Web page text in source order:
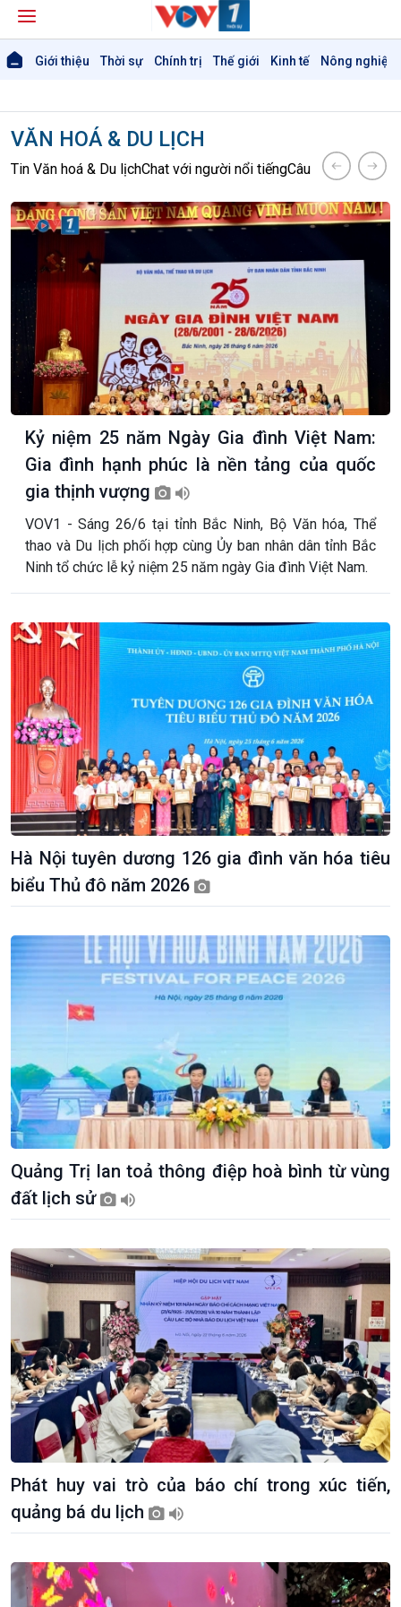
Giới thiệu Thời sự Chính trị Thế giới Kinh tế Nông nghiệp
Thời sự 12h
Thời sự 18h
Thời sự 21h30
Theo dòng Thời sự
VĂN HOÁ & DU LỊCH
Tin Văn hoá & Du lịchChat với người nổi tiếngCâu chuyện Thể
Kỷ niệm 25 năm Ngày Gia đình Việt Nam:
Gia đình hạnh phúc là nền tảng của quốc
gia thịnh vượng
VOV1 - Sáng 26/6 tại tỉnh Bắc Ninh, Bộ Văn hóa, Thể
thao và Du lịch phối hợp cùng Ủy ban nhân dân tỉnh Bắc
Ninh tổ chức lễ kỷ niệm 25 năm ngày Gia đình Việt Nam.
Hà Nội tuyên dương 126 gia đình văn hóa tiêu
biểu Thủ đô năm 2026
Quảng Trị lan toả thông điệp hoà bình từ vùng
đất lịch sử
Phát huy vai trò của báo chí trong xúc tiến,
quảng bá du lịch